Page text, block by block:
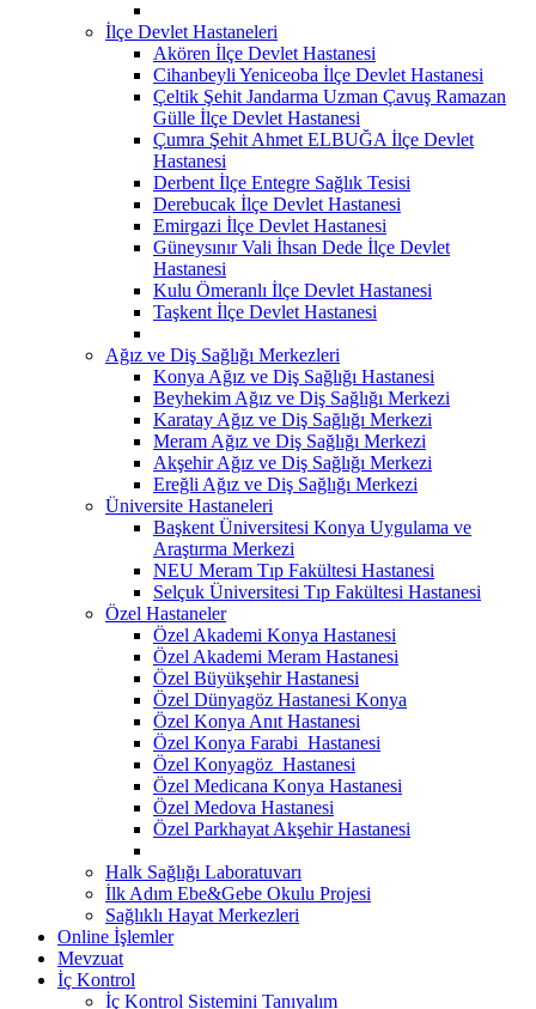
İlçe Devlet Hastaneleri
Akören İlçe Devlet Hastanesi
Cihanbeyli Yeniceoba İlçe Devlet Hastanesi
Çeltik Şehit Jandarma Uzman Çavuş Ramazan
Gülle İlçe Devlet Hastanesi
Çumra Şehit Ahmet ELBUĞA İlçe Devlet
Hastanesi
Derbent İlçe Entegre Sağlık Tesisi
Derebucak İlçe Devlet Hastanesi
Emirgazi İlçe Devlet Hastanesi
Güneysınır Vali İhsan Dede İlçe Devlet
Hastanesi
Kulu Ömeranlı İlçe Devlet Hastanesi
Taşkent İlçe Devlet Hastanesi
Ağız ve Diş Sağlığı Merkezleri
Konya Ağız ve Diş Sağlığı Hastanesi
Beyhekim Ağız ve Diş Sağlığı Merkezi
Karatay Ağız ve Diş Sağlığı Merkezi
Meram Ağız ve Diş Sağlığı Merkezi
Akşehir Ağız ve Diş Sağlığı Merkezi
Ereğli Ağız ve Diş Sağlığı Merkezi
Üniversite Hastaneleri
Başkent Üniversitesi Konya Uygulama ve
Araştırma Merkezi
NEU Meram Tıp Fakültesi Hastanesi
Selçuk Üniversitesi Tıp Fakültesi Hastanesi
Özel Hastaneler
Özel Akademi Konya Hastanesi
Özel Akademi Meram Hastanesi
Özel Büyükşehir Hastanesi
Özel Dünyagöz Hastanesi Konya
Özel Konya Anıt Hastanesi
Özel Konya Farabi Hastanesi
Özel Konyagöz Hastanesi
Özel Medicana Konya Hastanesi
Özel Medova Hastanesi
Özel Parkhayat Akşehir Hastanesi
Halk Sağlığı Laboratuvarı
İlk Adım Ebe&Gebe Okulu Projesi
Sağlıklı Hayat Merkezleri
Online İşlemler
Mevzuat
İç Kontrol
İç Kontrol Sistemini Tanıyalım